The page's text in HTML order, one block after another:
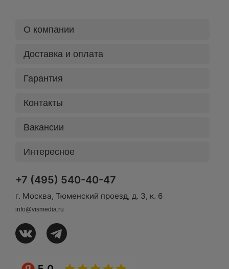
О компании
Доставка и оплата
Гарантия
Контакты
Вакансии
Интересное
+7 (495) 540-40-47
г. Москва, Тюменский проезд, д. 3, к. 6
info@vismedia.ru